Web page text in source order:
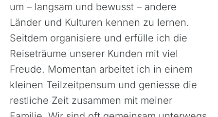
um – langsam und bewusst – andere
Länder und Kulturen kennen zu lernen.
Seitdem organisiere und erfülle ich die
Reiseträume unserer Kunden mit viel
Freude. Momentan arbeitet ich in einem
kleinen Teilzeitpensum und geniesse die
restliche Zeit zusammen mit meiner